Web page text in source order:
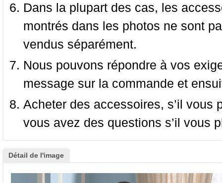
Dans la plupart des cas, les
montrés dans les photos ne sont
vendus séparément.
Nous pouvons répondre à vos
message sur la commande et
Acheter des accessoires, s’il
vous avez des questions s’il vous
Détail de l'image